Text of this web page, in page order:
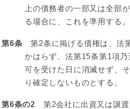
上の債務者の一部又は全部
る場合に、これを準用する。
第6条 第2条に掲げる債権は、法
かはらず、法第15条第1項
可を受けた日に消滅せず、
り確定しないものとする。
第6条の2 第2会社に出資又は譲